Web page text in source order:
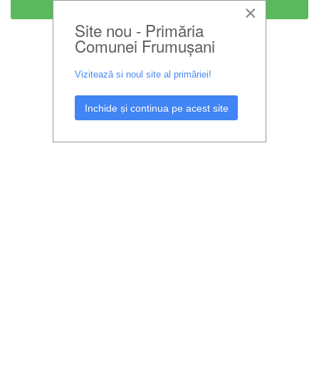
×
Site nou - Primăria
Comunei Frumușani
Vizitează si noul site al primăriei!
Inchide și continua pe acest site